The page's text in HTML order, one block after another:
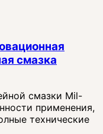
смазка
смазки Mil-
применения,
технические